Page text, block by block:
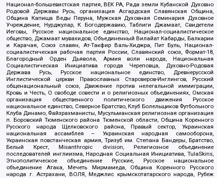
Национал-большевистская партия, ВЕК РА, Рада земли Кубанской Духовно
Родовой Державы Русь, организация Асгардская Славянская Община,
Община Капища Веды Перуна, Мужская Духовная Семинария Духовное
Учреждение, Нурджулар, К Богодержавию, Таблиги Джамаат, Свидетели
Иеговы, Русское национальное единство, Национал-социалистическое
общество, Джамаат мувахидов, Объединенный Вилайат Кабарды, Балкарии
и Карачая, Союз славян, Ат-Такфир Валь-Хиджра, Пит Буль, Национал-
социалистическая рабочая партия России, Славянский союз, Формат-18,
Благородный Орден Дьявола, Армия воли народа, Национальная
Социалистическая Инициатива города Череповца, Духовно-Родовая
Держава Русь, Русское национальное единство, Древнерусской
Инглистической церкви Православных Староверов-Инглингов, Русский
общенациональный союз, Движение против нелегальной иммиграции,
Кровь и Честь, О свободе совести и о религиозных объединениях, Омская
организация общественного политического движения Русское
национальное единство, Северное Братство, Клуб Болельщиков Футбольного
Клуба Динамо, Файзрахманисты, Мусульманская религиозная организация
п. Боровский Тюменского района Тюменской области, Община Коренного
Русского народа Щелковского района, Правый сектор, Украинская
национальная ассамблея – Украинская народная самооборона,
Украинская повстанческая армия, Тризуб им. Степана Бандеры, Братство,
Белый Крест, Misanthropic division, Религиозное объединение
последователей инглиизма, Народная Социальная Инициатива, TulaSkins,
Этнополитическое объединение Русские, Русское национальное
объединение Атака, Мечеть Мирмамеда, Община Коренного Русского
народа г. Астрахани, ВОЛЯ, Меджлис крымскотатарского народа, Рубеж